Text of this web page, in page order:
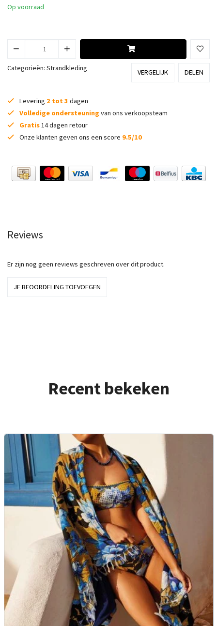
Op voorraad
Categorieën: Strandkleding
VERGELIJK DELEN
Levering 2 tot 3 dagen
Volledige ondersteuning van ons verkoopsteam
Gratis14 dagen retour
Onze klanten geven ons een score 9.5/10
Reviews
Er zijn nog geen reviews geschreven over dit product.
JE BEOORDELING TOEVOEGEN
Recent bekeken